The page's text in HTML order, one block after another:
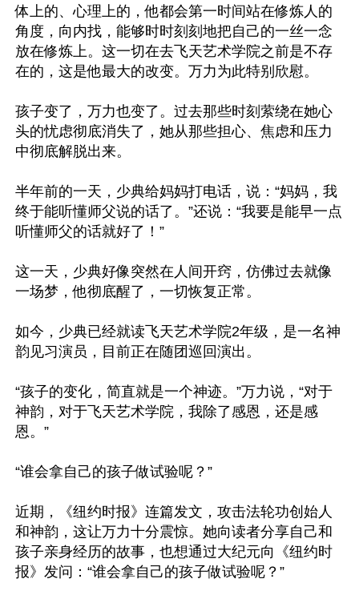
体上的、心理上的，他都会第一时间站在修炼人的
角度，向内找，能够时时刻刻地把自己的一丝一念
放在修炼上。这一切在去飞天艺术学院之前是不存
在的，这是他最大的改变。万力为此特别欣慰。
孩子变了，万力也变了。过去那些时刻萦绕在她心
头的忧虑彻底消失了，她从那些担心、焦虑和压力
中彻底解脱出来。
半年前的一天，少典给妈妈打电话，说：“妈妈，我
终于能听懂师父说的话了。”还说：“我要是能早一点
听懂师父的话就好了！”
这一天，少典好像突然在人间开窍，仿佛过去就像
一场梦，他彻底醒了，一切恢复正常。
如今，少典已经就读飞天艺术学院2年级，是一名神
韵见习演员，目前正在随团巡回演出。
“孩子的变化，简直就是一个神迹。”万力说，“对于
神韵，对于飞天艺术学院，我除了感恩，还是感
恩。”
“谁会拿自己的孩子做试验呢？”
近期，《纽约时报》连篇发文，攻击法轮功创始人
和神韵，这让万力十分震惊。她向读者分享自己和
孩子亲身经历的故事，也想通过大纪元向《纽约时
报》发问：“谁会拿自己的孩子做试验呢？”